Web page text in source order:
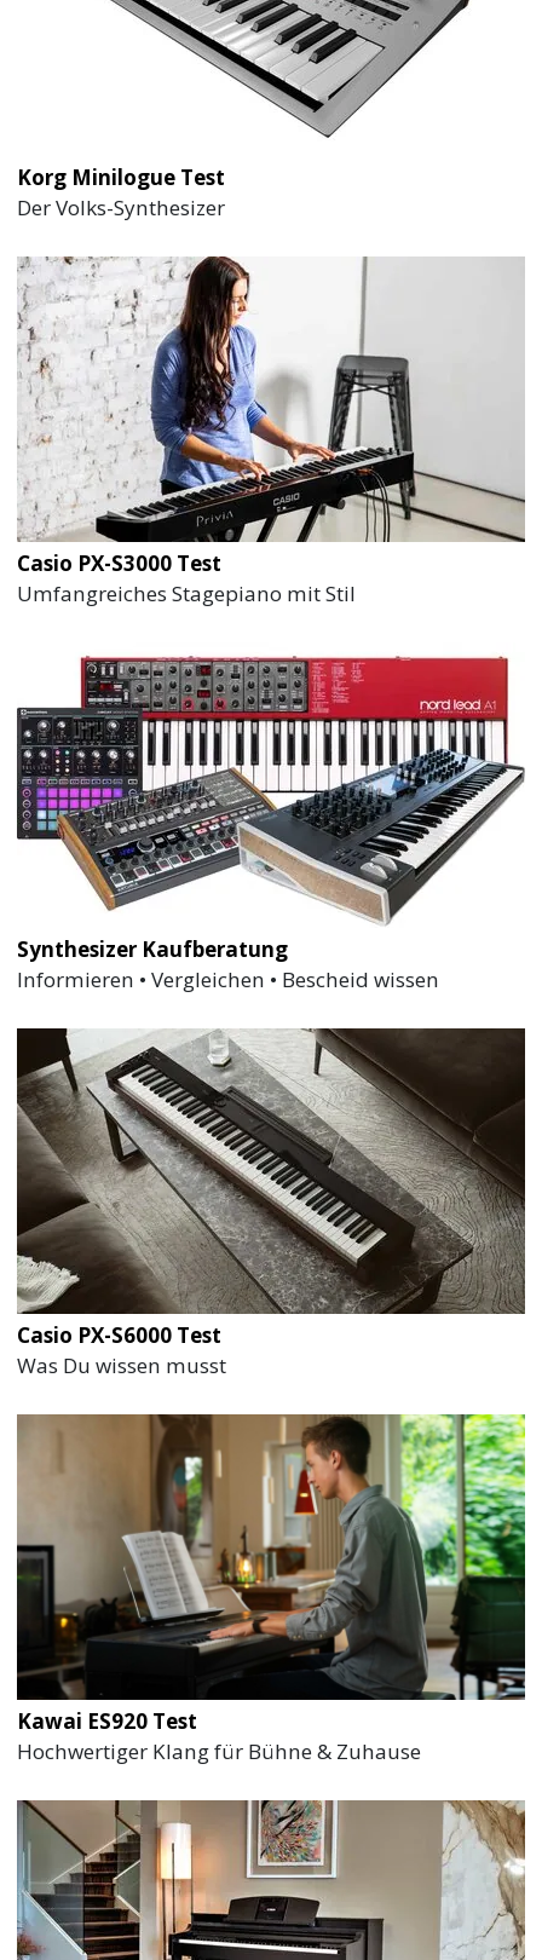
Korg Minilogue Test
Der Volks-Synthesizer
Casio PX-S3000 Test
Umfangreiches Stagepiano mit Stil
Synthesizer Kaufberatung
Informieren • Vergleichen • Bescheid wissen
Casio PX-S6000 Test
Was Du wissen musst
Kawai ES920 Test
Hochwertiger Klang für Bühne & Zuhause